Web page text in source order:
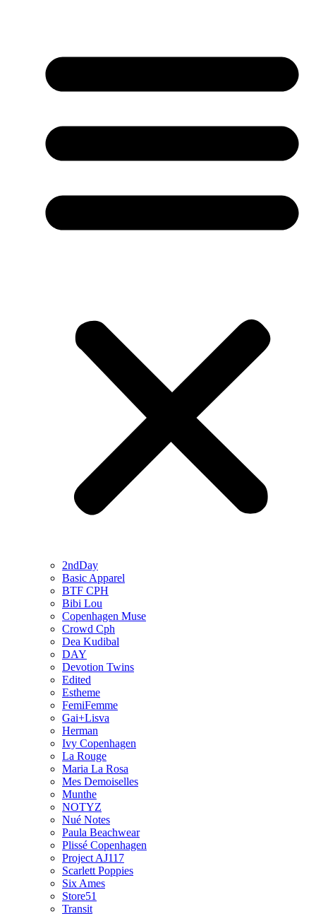
2ndDay
Basic Apparel
BTF CPH
Bibi Lou
Copenhagen Muse
Crowd Cph
Dea Kudibal
DAY
Devotion Twins
Edited
Estheme
FemiFemme
Gai+Lisva
Herman
Ivy Copenhagen
La Rouge
Maria La Rosa
Mes Demoiselles
Munthe
NOTYZ
Nué Notes
Paula Beachwear
Plissé Copenhagen
Project AJ117
Scarlett Poppies
Six Ames
Store51
Transit